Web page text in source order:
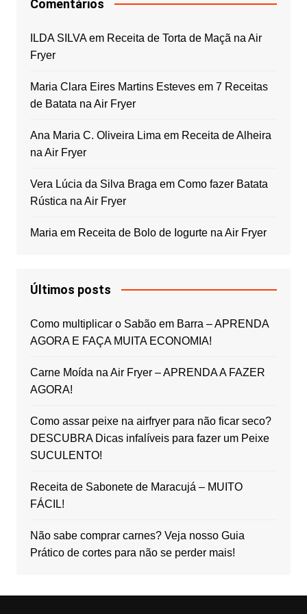
Comentários
ILDA SILVAem Receita de Torta de Maçã na Air
Fryer
Maria Clara Eires Martins Estevesem 7 Receitas
de Batata na Air Fryer
Ana Maria C. Oliveira Lima em Receita de Alheira
na Air Fryer
Vera Lúcia da Silva Braga em Como fazer Batata
Rústica na Air Fryer
Maria em Receita de Bolo de Iogurte na Air Fryer
Últimos posts
Como multiplicar o Sabão em Barra – APRENDA
AGORA E FAÇA MUITA ECONOMIA!
Carne Moída na Air Fryer – APRENDA A FAZER
AGORA!
Como assar peixe na airfryer para não ficar seco?
DESCUBRA Dicas infalíveis para fazer um Peixe
SUCULENTO!
Receita de Sabonete de Maracujá – MUITO
FÁCIL!
Não sabe comprar carnes? Veja nosso Guia
Prático de cortes para não se perder mais!